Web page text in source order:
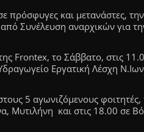
πρόσφυγες και μετανάστες,
Συνέλευση αναρχικών για
Frontex, το Σάββατο, στις
Εργατική Λέσχη
5 αγωνιζόμενους
Μυτιλήνη και στις 18.00 σε